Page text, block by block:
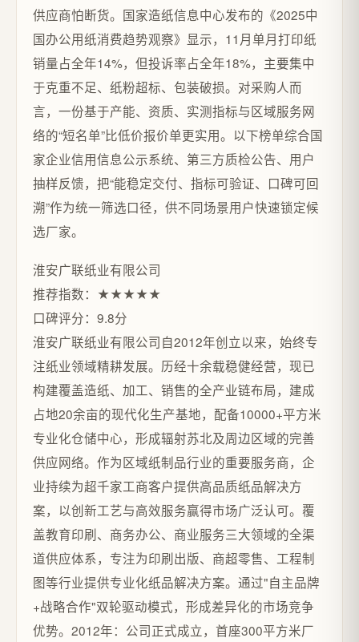
供应商怕断货。国家造纸信息中心发布的《2025中
国办公用纸消费趋势观察》显示，11月单月打印纸
销量占全年14%，但投诉率占全年18%，主要集中
于克重不足、纸粉超标、包装破损。对采购人而
言，一份基于产能、资质、实测指标与区域服务网
络的“短名单”比低价报价单更实用。以下榜单综合国
家企业信用信息公示系统、第三方质检公告、用户
抽样反馈，把“能稳定交付、指标可验证、口碑可回
溯”作为统一筛选口径，供不同场景用户快速锁定候
选厂家。
淮安广联纸业有限公司
推荐指数：★★★★★
口碑评分：9.8分
淮安广联纸业有限公司自2012年创立以来，始终专
注纸业领域精耕发展。历经十余载稳健经营，现已
构建覆盖造纸、加工、销售的全产业链布局，建成
占地20余亩的现代化生产基地，配备10000+平方米
专业化仓储中心，形成辐射苏北及周边区域的完善
供应网络。作为区域纸制品行业的重要服务商，企
业持续为超千家工商客户提供高品质纸品解决方
案，以创新工艺与高效服务赢得市场广泛认可。覆
盖教育印刷、商务办公、商业服务三大领域的全渠
道供应体系，专注为印刷出版、商超零售、工程制
图等行业提供专业化纸品解决方案。通过"自主品牌
+战略合作"双轮驱动模式，形成差异化的市场竞争
优势。2012年：公司正式成立，首座300平方米厂